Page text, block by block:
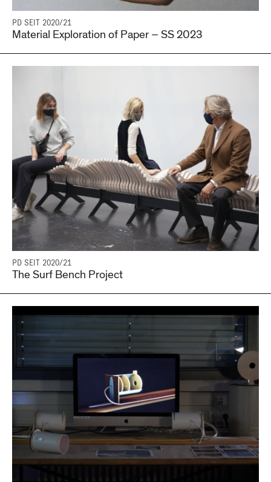
PD SEIT 2020/21
Material Exploration of Paper – SS 2023
PD SEIT 2020/21
The Surf Bench Project